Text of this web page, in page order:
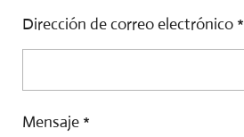
Dirección de correo electrónico *
Mensaje *